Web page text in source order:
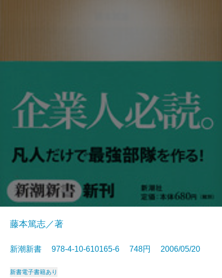
藤本篤志／著
新潮新書 978-4-10-610165-6 748円 2006/05/20
新書電子書籍あり